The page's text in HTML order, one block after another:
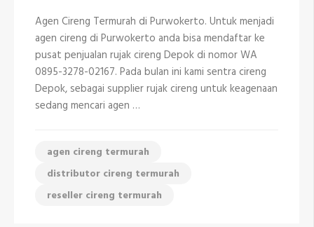
Termurah
di
Purwokerto
Agen Cireng Termurah di Purwokerto. Untuk menjadi
agen cireng di Purwokerto anda bisa mendaftar ke
pusat penjualan rujak cireng Depok di nomor WA
0895-3278-02167. Pada bulan ini kami sentra cireng
Depok, sebagai supplier rujak cireng untuk keagenaan
sedang mencari agen …
agen cireng termurah
distributor cireng termurah
reseller cireng termurah